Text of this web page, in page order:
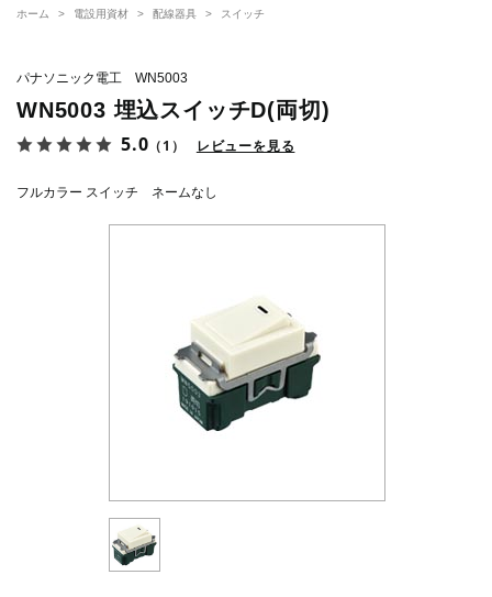
ホーム > 電設用資材 > 配線器具 > スイッチ
パナソニック電工 WN5003
WN5003 埋込スイッチD(両切)
5.0 （1） レビューを見る
フルカラー スイッチ ネームなし